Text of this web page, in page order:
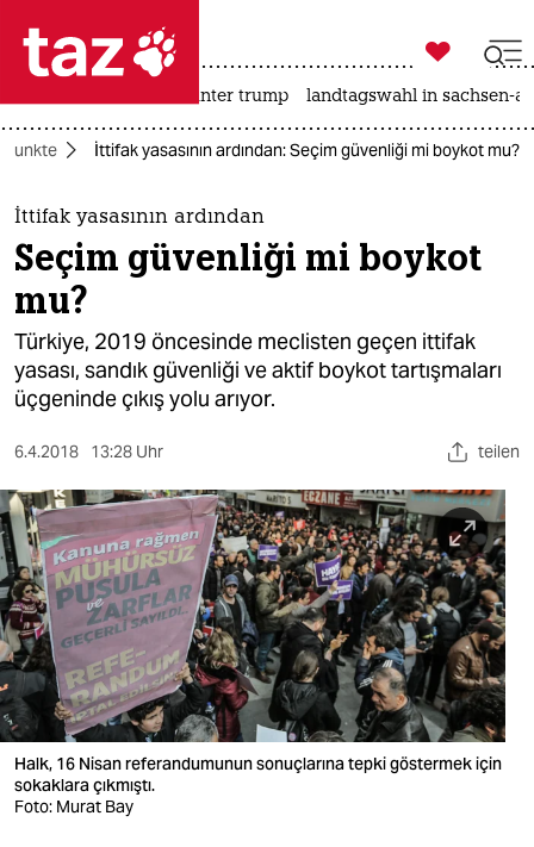
 taz zahl ich
taz zahl ich
themen
politik
öko
gesellschaft
sport
berlin
nord
wahrheit
verlag
verlag
veranstaltungen

taz zahl ich
usa unter trump landtagswahl in sachsen-
İttifak yasasının ardından: Seçim güvenliği mi boykot mu?
İttifak yasasının ardından
Seçim güvenliği mi boykot
mu?
Türkiye, 2019 öncesinde meclisten geçen ittifak
yasası, sandık güvenliği ve aktif boykot tartışmaları
üçgeninde çıkış yolu arıyor.
6.4.2018 13:28 Uhr teilen
Halk, 16 Nisan referandumunun sonuçlarına tepki göstermek için
sokaklara çıkmıştı.
Foto: Murat Bay